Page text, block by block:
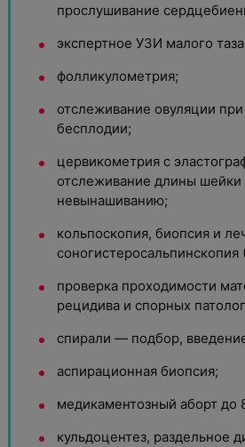
прослушивание
экспертное УЗИ малого
фолликулометрия;
отслеживание овуляции
бесплодии;
цервикометрия с
отслеживание длины шейки
невынашиванию;
кольпоскопия, биопсия и
проверка проходимости
рецидива и спорных
спирали — подбор,
аспирационная биопсия;
медикаментозный аборт до
кульдоцентез, раздельное